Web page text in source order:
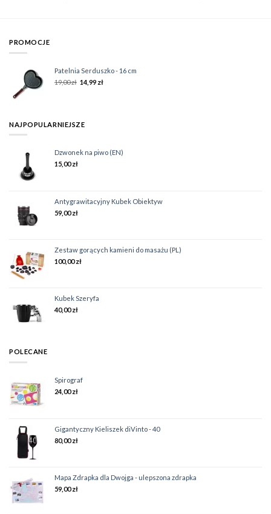
PROMOCJE
Patelnia Serduszko - 16 cm
19,00zł 14,99 zł
NAJPOPULARNIEJSZE
Dzwonek na piwo (EN)
15,00zł
Antygrawitacyjny Kubek Obiektyw
59,00zł
Zestaw gorących kamieni do masażu (PL)
100,00zł
Kubek Szeryfa
40,00zł
POLECANE
Spirograf
24,00zł
Gigantyczny Kieliszek diVinto - 40
80,00zł
Mapa Zdrapka dla Dwojga - ulepszona zdrapka
59,00zł